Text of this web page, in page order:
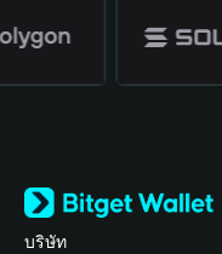
บริษัท